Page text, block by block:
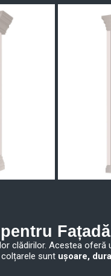
Fațadă
clădirilor. Acestea
sunt ușoare,